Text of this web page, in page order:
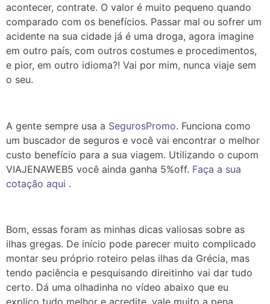
acontecer, contrate. O valor é muito pequeno quando
comparado com os benefícios. Passar mal ou sofrer um
acidente na sua cidade já é uma droga, agora imagine
em outro país, com outros costumes e procedimentos,
e pior, em outro idioma?! Vai por mim, nunca viaje sem
o seu.
A gente sempre usa a SegurosPromo. Funciona como
um buscador de seguros e você vai encontrar o melhor
custo benefício para a sua viagem. Utilizando o cupom
VIAJENAWEB5 você ainda ganha 5%off. Faça a sua
cotação aqui .
Bom, essas foram as minhas dicas valiosas sobre as
ilhas gregas. De início pode parecer muito complicado
montar seu próprio roteiro pelas ilhas da Grécia, mas
tendo paciência e pesquisando direitinho vai dar tudo
certo. Dá uma olhadinha no vídeo abaixo que eu